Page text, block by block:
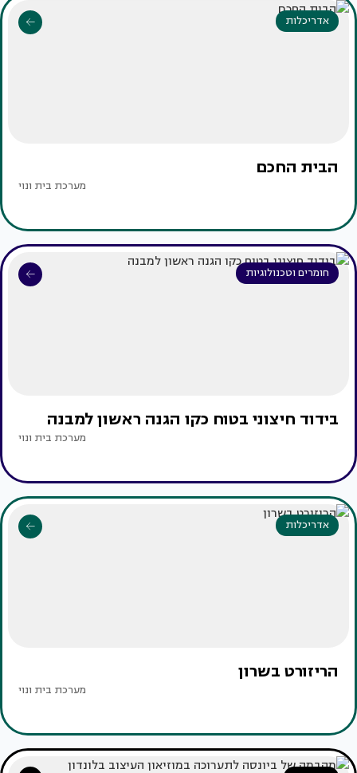
אדריכלות
הבית החכם
מערכת בית ונוי
חומרים וטכנולוגיות
בידוד חיצוני בטוח כקו הגנה ראשון למבנה
מערכת בית ונוי
אדריכלות
הריזורט בשרון
מערכת בית ונוי